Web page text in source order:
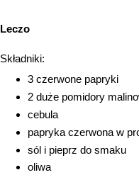
Leczo
Składniki:
3 czerwone papryki
2 duże pomidory
cebula
papryka czerwona w
sól i pieprz do smaku
oliwa